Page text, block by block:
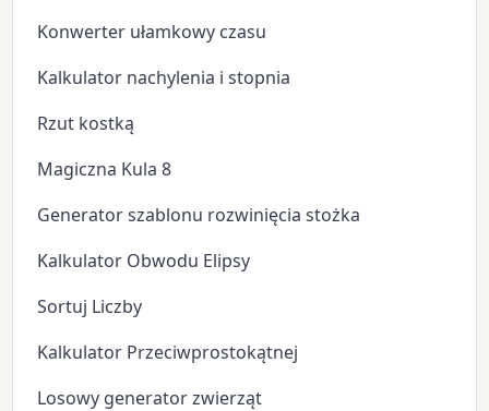
Konwerter ułamkowy czasu
Kalkulator nachylenia i stopnia
Rzut kostką
Magiczna Kula 8
Generator szablonu rozwinięcia stożka
Kalkulator Obwodu Elipsy
Sortuj Liczby
Kalkulator Przeciwprostokątnej
Losowy generator zwierząt